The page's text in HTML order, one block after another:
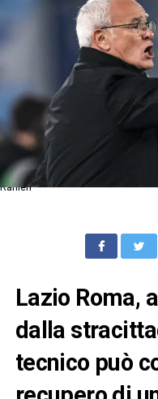
Ranieri
Lazio Roma,
dalla
tecnico può